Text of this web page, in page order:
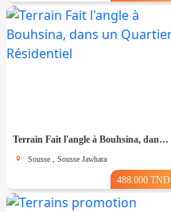
Terrain Fait l'angle à Bouhsina, dans un Quartier Résidentiel
Sousse , Sousse Jawhara
488.000 TND